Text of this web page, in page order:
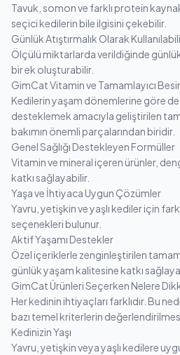
Tavuk, somon ve farklı protein
seçici kedilerin bile ilgisini çekebilir.
Günlük Atıştırmalık Olarak
Ölçülü miktarlarda verildiğinde
bir ek oluşturabilir.
GimCat Vitamin ve Tamamlayıcı
Kedilerin yaşam dönemlerine göre
desteklemek amacıyla geliştirilen
bakımın önemli parçalarından biridir.
Genel Sağlığı Destekleyen Formüller
Vitamin ve mineral içeren ürünler,
katkı sağlayabilir.
Yaşa ve İhtiyaca Uygun Çözümler
Yavru, yetişkin ve yaşlı kediler için
seçenekleri bulunur.
Aktif Yaşamı Destekler
Özel içeriklerle zenginleştirilen
günlük yaşam kalitesine katkı
GimCat Ürünleri Seçerken Nelere
Her kedinin ihtiyaçları farklıdır. Bu
bazı temel kriterlerin
Kedinizin Yaşı
Yavru, yetişkin veya yaşlı kedilere